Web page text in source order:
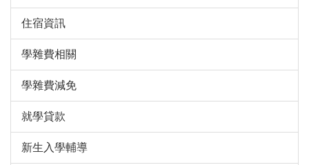
住宿資訊
學雜費相關
學雜費減免
就學貸款
新生入學輔導